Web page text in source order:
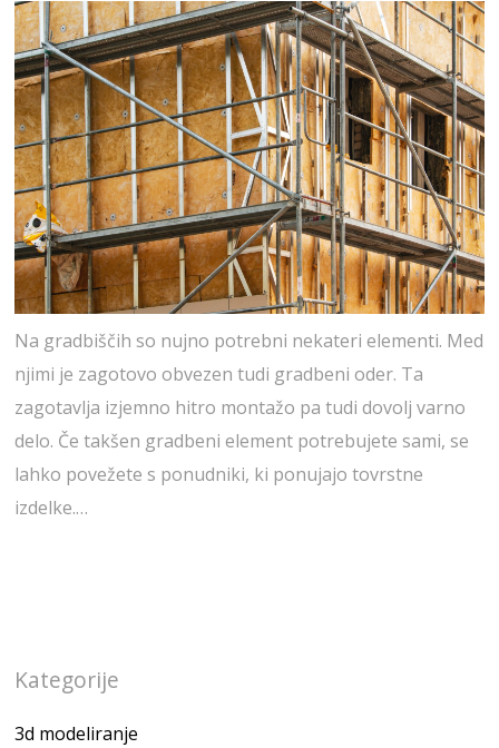
Na gradbiščih so nujno potrebni nekateri elementi. Med
njimi je zagotovo obvezen tudi gradbeni oder. Ta
zagotavlja izjemno hitro montažo pa tudi dovolj varno
delo. Če takšen gradbeni element potrebujete sami, se
lahko povežete s ponudniki, ki ponujajo tovrstne
izdelke.…
Kategorije
3d modeliranje